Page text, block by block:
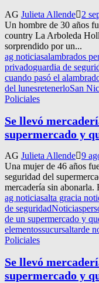
AG Julieta Allende 2
Un hombre de 30 años
country La Arboleda
sorprendido por un...
ag noticiasalambrados
privadoguardia de
cuando pasó el
del lunesretenerloSan
Policiales
Se llevó
supermercado y
AG Julieta Allende 9
Una mujer de 46 años
seguridad del
mercadería sin abonarla.
ag noticiasalta gracia
de seguridadNoticias
de un supermercado y
elementossucursaltarde
Policiales
Se llevó
supermercado y